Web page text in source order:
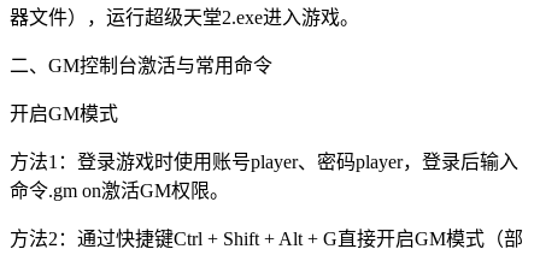
器文件），运行超级天堂2.exe进入游戏。
二、GM控制台激活与常用命令
开启GM模式
方法1：登录游戏时使用账号player、密码player，登录后输入
命令.gm on激活GM权限。
方法2：通过快捷键Ctrl + Shift + Alt + G直接开启GM模式（部